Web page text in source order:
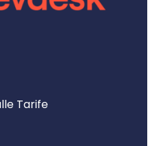
Tarife